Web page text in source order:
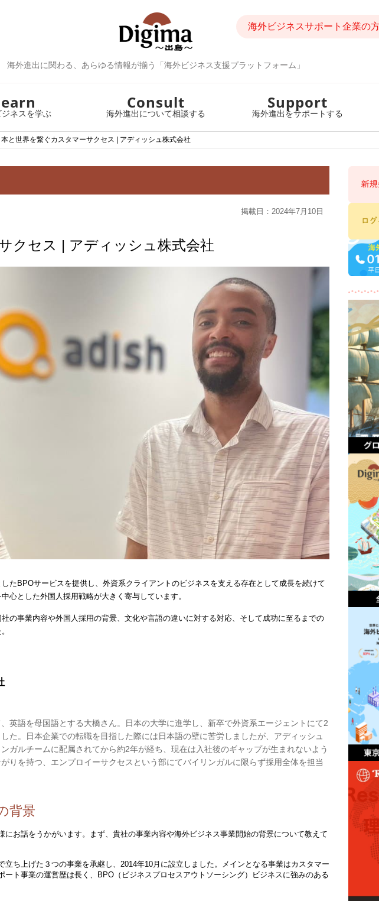
海外進出に関わる、あらゆる情報が揃う「海外ビジネス支援プラットフォーム」
海外ビジネスサポート企業の
ネスを学ぶ
Consult
海外進出について相談する
Support
海外進出をサポートする
本と世界を繋ぐカスタマーサクセス | アディッシュ株式会社
掲載日：2024年7月10日
クセス | アディッシュ株式会社
たBPOサービスを提供し、外資系クライアントのビジネスを支える存在として成長を続けて
心とした外国人採用戦略が大きく寄与しています。
の事業内容や外国人採用の背景、文化や言語の違いに対する対応、そして成功に至るまでの
英語を母国語とする大橋さん。日本の大学に進学し、新卒で外資系エージェントにて2
た。日本企業での転職を目指した際には日本語の壁に苦労しましたが、アディッシュ
ガルチームに配属されてから約2年が経ち、現在は入社後のギャップが生まれないよう
りを持つ、エンプロイーサクセスという部にてバイリンガルに限らず採用全体を担当
背景
にお話をうかがいます。まず、貴社の事業内容や海外ビジネス事業開始の背景について教えて
立ち上げた３つの事業を承継し、2014年10月に設立しました。メインとなる事業はカスタマー
ート事業の運営歴は長く、BPO（ビジネスプロセスアウトソーシング）ビジネスに強みのある